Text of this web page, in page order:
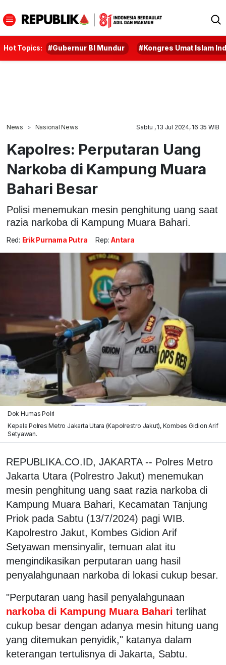
Hot Topics: #Gubernur BI Mundur #Kongres Umat Islam
News Nasional News Sabtu , 13 Jul 2024, 16:35 WIB
Kapolres: Perputaran Uang
Narkoba di Kampung Muara
Bahari Besar
Polisi menemukan mesin penghitung uang saat
razia narkoba di Kampung Muara Bahari.
Red: Erik Purnama Putra Rep: Antara
Dok Humas Polri
Kepala Polres Metro Jakarta Utara (Kapolrestro Jakut), Kombes Gidion Arif
Setyawan.
REPUBLIKA.CO.ID, JAKARTA -- Polres Metro
Jakarta Utara (Polrestro Jakut) menemukan
mesin penghitung uang saat razia narkoba di
Kampung Muara Bahari, Kecamatan Tanjung
Priok pada Sabtu (13/7/2024) pagi WIB.
Kapolrestro Jakut, Kombes Gidion Arif
Setyawan mensinyalir, temuan alat itu
mengindikasikan perputaran uang hasil
penyalahgunaan narkoba di lokasi cukup besar.
"Perputaran uang hasil penyalahgunaan
narkoba di Kampung Muara Bahari terlihat
cukup besar dengan adanya mesin hitung uang
yang ditemukan penyidik," katanya dalam
keterangan tertulisnya di Jakarta, Sabtu.